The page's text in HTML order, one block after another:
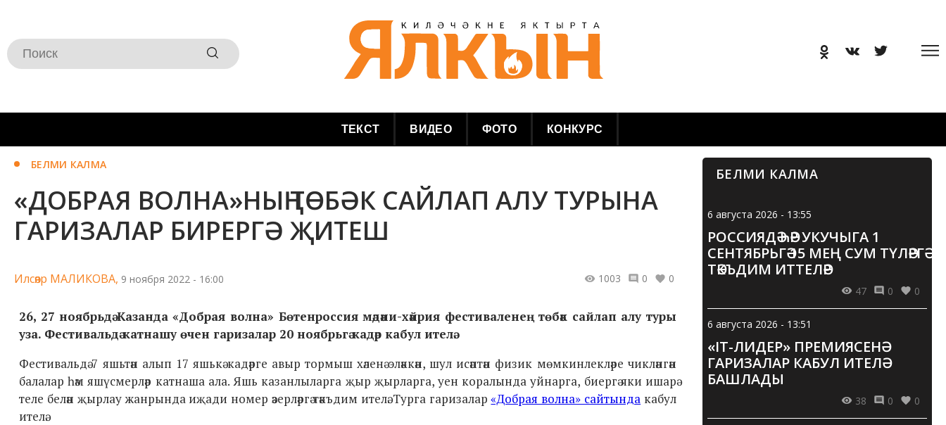
ТЕКСТ ВИДЕО ФОТО КОНКУРС
БЕЛМИ КАЛМА
«ДОБРАЯ ВОЛНА»НЫҢ ТӨБӘК САЙЛАП АЛУ ТУРЫНА
ГАРИЗАЛАР БИРЕРГӘ ҖИТЕШ
Илсөяр МАЛИКОВА, 9 ноября 2022 - 16:00 1003 0 0
26, 27 ноябрьдә Казанда «Добрая волна» Бөтенроссия мәдәни-хәйрия фестиваленең төбәк сайлап алу туры
уза. Фестивальдә катнашу өчен гаризалар 20 ноябрьгә кадәр кабул ителә.
Фестивальдә 7 яшьтән алып 17 яшькә кадәрге авыр тормыш хәленә эләккән, шул исәптән физик мөмкинлекләре чикләнгән
балалар һәм яшүсмерләр катнаша ала. Яшь казанлыларга җыр җырларга, уен коралында уйнарга, биергә яки ишарә
теле белән җырлау жанрында иҗади номер әзерләргә тәкъдим ителә. Турга гаризалар«Добрая волна» сайтында кабул
ителә.
БЕЛМИ КАЛМА
6 августа 2026 - 13:55
РОССИЯДӘ ҺӘР УКУЧЫГА 1
СЕНТЯБРЬГӘ 15 МЕҢ СУМ ТҮЛӘРГӘ
ТӘКЪДИМ ИТТЕЛӘР
47 0 0
6 августа 2026 - 13:51
«IT-ЛИДЕР» ПРЕМИЯСЕНӘ
ГАРИЗАЛАР КАБУЛ ИТЕЛӘ
БАШЛАДЫ
38 0 0